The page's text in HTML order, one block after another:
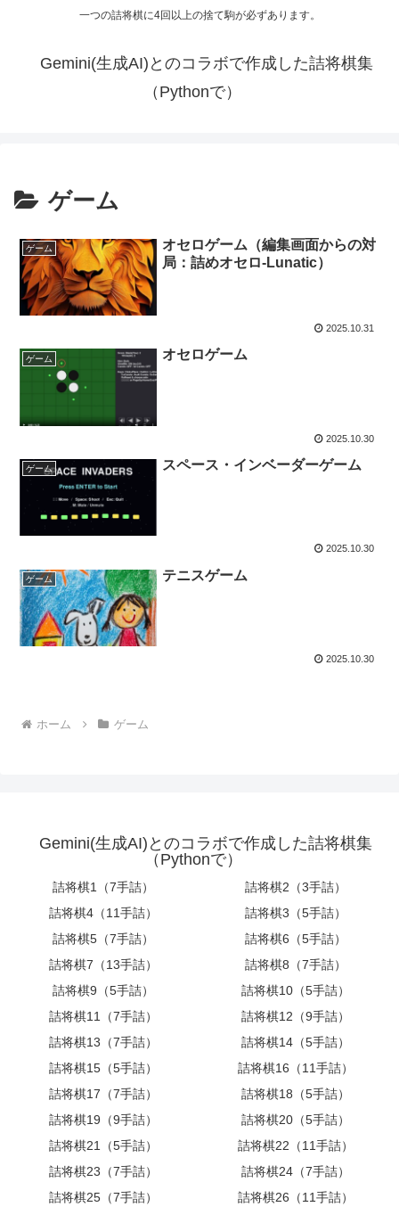
一つの詰将棋に4回以上の捨て駒が必ずあります。
Gemini(生成AI)とのコラボで作成した詰将棋集
（Pythonで）
ゲーム
ゲーム
オセロゲーム（編集画面からの対
局：詰めオセロ-Lunatic）
2025.10.31
ゲーム オセロゲーム
2025.10.30
ゲーム スペース・インベーダーゲーム
2025.10.30
ゲーム テニスゲーム
2025.10.30
ホーム ゲーム
Gemini(生成AI)とのコラボで作成した詰将棋集
（Pythonで）
詰将棋1（7手詰）
詰将棋2（3手詰）
詰将棋4（11手詰）
詰将棋3（5手詰）
詰将棋5（7手詰）
詰将棋6（5手詰）
詰将棋7（13手詰）
詰将棋8（7手詰）
詰将棋9（5手詰）
詰将棋10（5手詰）
詰将棋11（7手詰）
詰将棋12（9手詰）
詰将棋13（7手詰）
詰将棋14（5手詰）
詰将棋15（5手詰）
詰将棋16（11手詰）
詰将棋17（7手詰）
詰将棋18（5手詰）
詰将棋19（9手詰）
詰将棋20（5手詰）
詰将棋21（5手詰）
詰将棋22（11手詰）
詰将棋23（7手詰）
詰将棋24（7手詰）
詰将棋25（7手詰）
詰将棋26（11手詰）